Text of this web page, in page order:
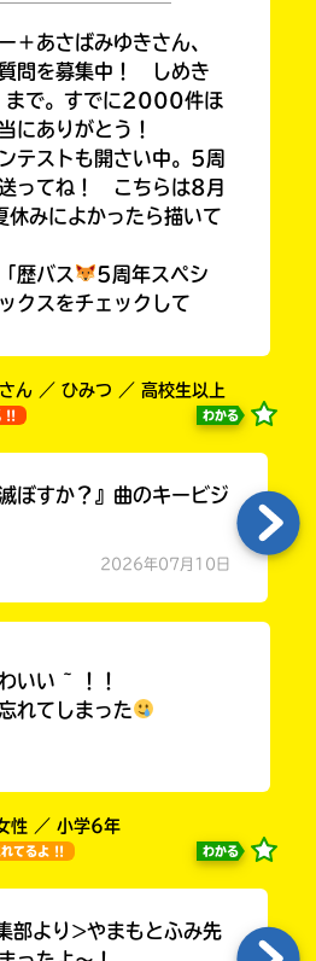
...
＋あさばみゆきさん、
問を募集中！ しめき
まで。すでに2000件ほ
にありがとう！
テストも開さい中。5周
ってね！ こちらは8月
みによかったら描いて
歴バス
5周年スペシ
クスをチェックして
ん ／ ひみつ ／ 高校生以上
!! わかる
ぼすか？』曲のキービジ
2026年07月10日
いい ~ ！！
れてしまった
性 ／ 小学6年
れてるよ !! わかる
部より>やまもとふみ先
い
い
入
内
に
の
で、
度
て